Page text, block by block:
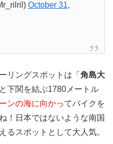
October 31,
リングスポットは「 角島大
下関を結ぶ1780メートル
ンの海に向かってバイクを
！日本ではないような南国
るスポットとして大人気。